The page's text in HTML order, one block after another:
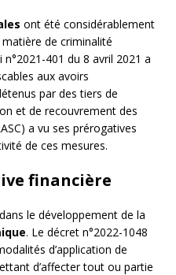
ont été considérablement
de criminalité
401 du 8 avril 2021 a
aux avoirs
par des tiers de
et de recouvrement des
a vu ses prérogatives
de ces mesures.
financière
le développement de la
. Le décret n°2022-1048
d’application de
d’affecter tout ou partie